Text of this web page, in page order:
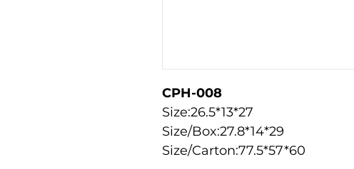
CPH-008
Size:26.5*13*27
Size/Box:27.8*14*29
Size/Carton:77.5*57*60